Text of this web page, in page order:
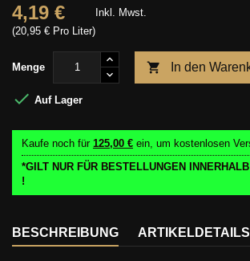
4,19 €
(20,95 € Pro Liter)
Inkl. Mwst.
Menge  In den
 Auf Lager
Kaufe noch für 125,00 € ein, um kostenlosen
*GILT NUR FÜR BESTELLUNGEN
!
BESCHREIBUNG ARTIKELDETAILS